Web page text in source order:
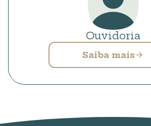
Ouvidoria
Saiba mais